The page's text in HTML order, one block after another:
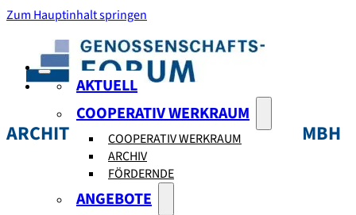
Zum Hauptinhalt springen
AKTUELL
COOPERATIV WERKRAUM
COOPERATIV WERKRAUM
ARCHIV
FÖRDERNDE
ANGEBOTE
ARCHITEKTURSCHAFFENDE: IBRF GMBH